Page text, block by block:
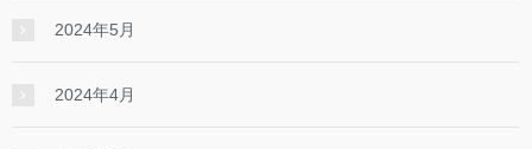
2024年5月
2024年4月